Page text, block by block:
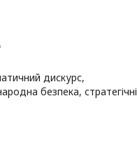
дискурс,
безпека, стратегічні